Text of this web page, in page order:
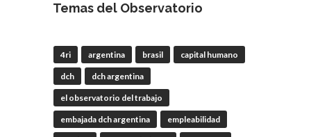
#LaBancariarechazó la reforma de
la Carta Orgánica del#BCRA
RT@lanotadigital@La_Bancaria
Temas del Observatorio
4ri argentina brasil capital humano
dch dch argentina
el observatorio del trabajo
embajada dch argentina empleabilidad